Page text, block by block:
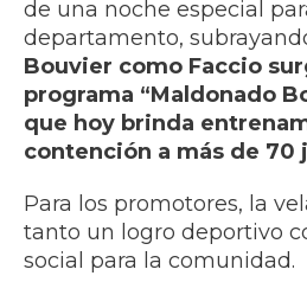
de una noche especial
departamento,
Bouvier como Faccio
programa “Maldonado
que hoy brinda
contención a más de 70
Para los promotores, la
tanto un logro deportivo
social para la comunidad.